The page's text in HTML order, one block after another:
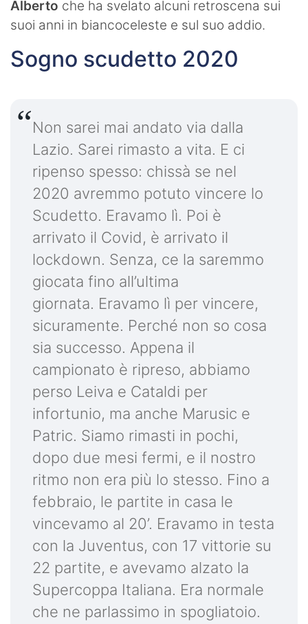
Alberto che ha svelato alcuni retroscena sui
suoi anni in biancoceleste e sul suo addio.
Sogno scudetto 2020
Non sarei mai andato via dalla
Lazio. Sarei rimasto a vita. E ci
ripenso spesso: chissà se nel
2020 avremmo potuto vincere lo
Scudetto. Eravamo lì. Poi è
arrivato il Covid, è arrivato il
lockdown. Senza, ce la saremmo
giocata fino all’ultima
giornata. Eravamo lì per vincere,
sicuramente. Perché non so cosa
sia successo. Appena il
campionato è ripreso, abbiamo
perso Leiva e Cataldi per
infortunio, ma anche Marusic e
Patric. Siamo rimasti in pochi,
dopo due mesi fermi, e il nostro
ritmo non era più lo stesso. Fino a
febbraio, le partite in casa le
vincevamo al 20’. Eravamo in testa
con la Juventus, con 17 vittorie su
22 partite, e avevamo alzato la
Supercoppa Italiana. Era normale
che ne parlassimo in spogliatoio.